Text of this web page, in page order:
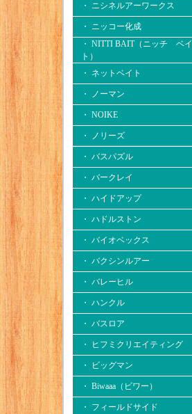
・ ニシネルアーワークス
・ ニッコー化成
・ NITTI BAIT（ニッチ ベイ
ト）
・ ネットベイト
・ ノーマン
・ NOIKE
・ ノリーズ
・ バスパズル
・ バークレイ
・ ハイドアップ
・ ハドルストン
・ バイオベックス
・ バクシンルアー
・ バレーヒル
・ ハンクル
・ バスロア
・ ヒフミクリエイティング
・ ビッグマン
・ Biwaaa（ビワー）
・ フィールドサイド